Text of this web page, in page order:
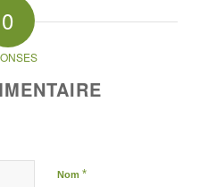
0
Nom *